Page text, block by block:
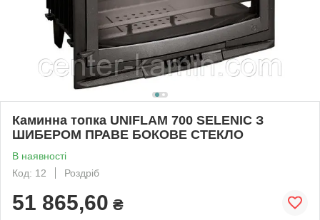
Каминна топка UNIFLAM 700 SELENIC З
ШИБЕРОМ ПРАВЕ БОКОВЕ СТЕКЛО
В наявності
Код: 12
Роздріб
51 865,60 ₴